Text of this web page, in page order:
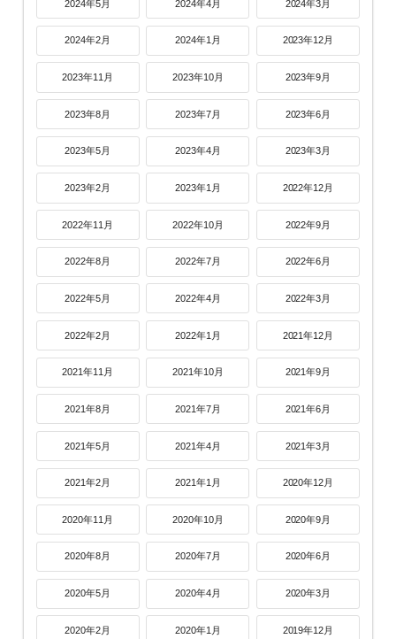
2024年5月 2024年4月 2024年3月
2024年2月 2024年1月 2023年12月
2023年11月 2023年10月 2023年9月
2023年8月 2023年7月 2023年6月
2023年5月 2023年4月 2023年3月
2023年2月 2023年1月 2022年12月
2022年11月 2022年10月 2022年9月
2022年8月 2022年7月 2022年6月
2022年5月 2022年4月 2022年3月
2022年2月 2022年1月 2021年12月
2021年11月 2021年10月 2021年9月
2021年8月 2021年7月 2021年6月
2021年5月 2021年4月 2021年3月
2021年2月 2021年1月 2020年12月
2020年11月 2020年10月 2020年9月
2020年8月 2020年7月 2020年6月
2020年5月 2020年4月 2020年3月
2020年2月 2020年1月 2019年12月